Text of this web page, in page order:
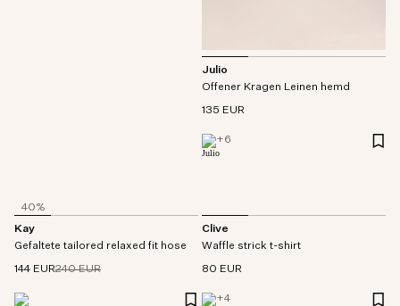
Julio
Offener Kragen Leinen hemd
135 EUR
+6
40%
Kay
Gefaltete tailored relaxed fit hose
144 EUR240 EUR
Clive
Waffle strick t-shirt
80 EUR
+4